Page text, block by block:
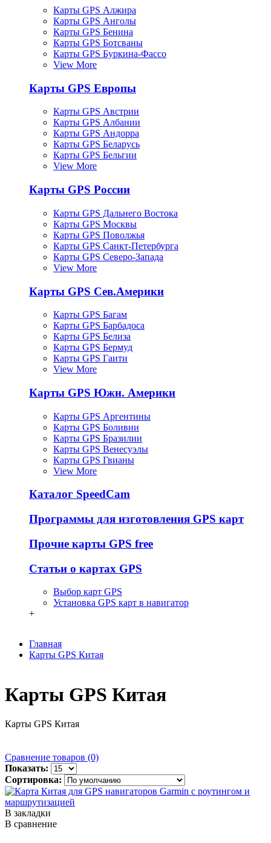
Карты GPS Алжира
Карты GPS Анголы
Карты GPS Бенина
Карты GPS Ботсваны
Карты GPS Буркина-Фассо
View More
Карты GPS Европы
Карты GPS Австрии
Карты GPS Албании
Карты GPS Андорра
Карты GPS Беларусь
Карты GPS Бельгии
View More
Карты GPS России
Карты GPS Дальнего Востока
Карты GPS Москвы
Карты GPS Поволжья
Карты GPS Санкт-Петербурга
Карты GPS Северо-Запада
View More
Карты GPS Сев.Америки
Карты GPS Багам
Карты GPS Барбадоса
Карты GPS Белиза
Карты GPS Бермуд
Карты GPS Гаити
View More
Карты GPS Южн. Америки
Карты GPS Аргентины
Карты GPS Боливии
Карты GPS Бразилии
Карты GPS Венесуэлы
Карты GPS Гвианы
View More
Каталог SpeedCam
Программы для изготовления GPS карт
Прочие карты GPS free
Статьи о картах GPS
Выбор карт GPS
Установка GPS карт в навигатор
+
Главная
Карты GPS Китая
Карты GPS Китая
Карты GPS Китая
Сравнение товаров (0)
Показать:
Сортировка:
В закладки
В сравнение